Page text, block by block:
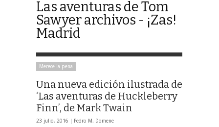
Las aventuras de Tom
Sawyer archivos - ¡Zas!
Madrid
Merece la pena
Una nueva edición ilustrada de
‘Las aventuras de Huckleberry
Finn’, de Mark Twain
23 julio, 2016 | Pedro M. Domene